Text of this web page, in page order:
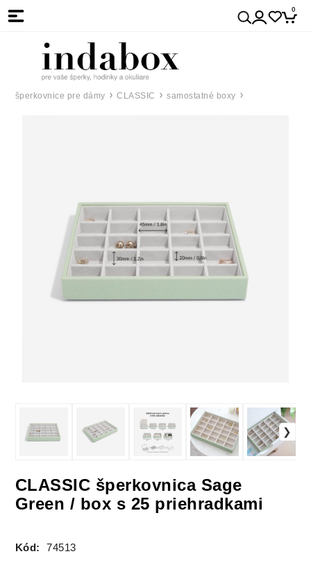
0
šperkovnice pre dámy CLASSIC samostatné boxy
CLASSIC šperkovnica Sage
Green / box s 25 priehradkami
Kód: 74513